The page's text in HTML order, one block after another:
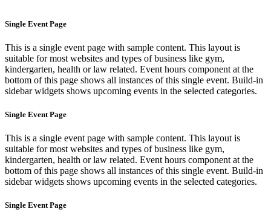
Single Event Page
This is a single event page with sample content. This layout is
suitable for most websites and types of business like gym,
kindergarten, health or law related. Event hours component at the
bottom of this page shows all instances of this single event. Build-in
sidebar widgets shows upcoming events in the selected categories.
Single Event Page
This is a single event page with sample content. This layout is
suitable for most websites and types of business like gym,
kindergarten, health or law related. Event hours component at the
bottom of this page shows all instances of this single event. Build-in
sidebar widgets shows upcoming events in the selected categories.
Single Event Page